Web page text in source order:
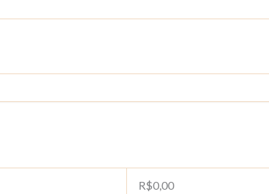
R$0,00